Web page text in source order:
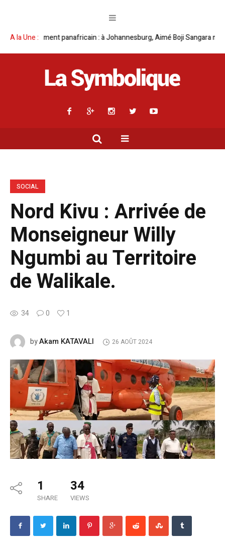
A la Une :
panafricain : à Johannesburg, Aimé Boji Sangara multiplie les
SOCIAL
Nord Kivu : Arrivée de
Monseigneur Willy
Ngumbi au Territoire
de Walikale.
34 0 1
byAkam KATAVALI 26 AOÛT 2024
1
SHARE
34
VIEWS